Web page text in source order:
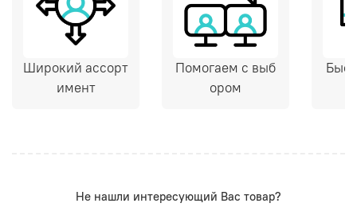
Широкий ассорт
имент
Помогаем с выб
ором
Не нашли интересующий Вас товар?